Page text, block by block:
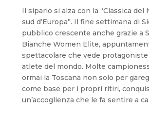
Il sipario si alza con la “Classica del
sud d’Europa”. Il fine settimana di
pubblico crescente anche grazie a
Bianche Women Elite,
spettacolare che vede
atlete del mondo. Molte
ormai la Toscana non solo per
come base per i propri ritiri,
un’accoglienza che le fa sentire a